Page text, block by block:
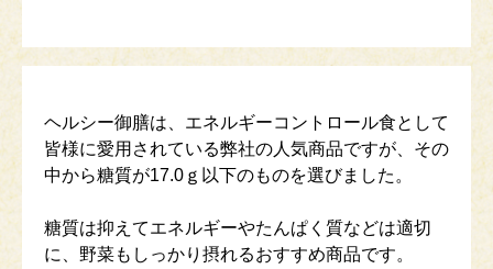
ヘルシー御膳は、エネルギーコントロール食として
皆様に愛用されている弊社の人気商品ですが、その
中から糖質が17.0ｇ以下のものを選びました。
糖質は抑えてエネルギーやたんぱく質などは適切
に、野菜もしっかり摂れるおすすめ商品です。